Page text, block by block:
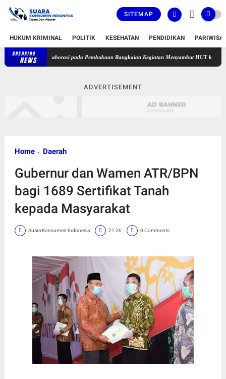
SITEMAP
HUKUM KRIMINAL POLITIK KESEHATAN PENDIDIKAN
BREAKING
NEWS
Kolaborasi pada Pembukaan Rangkaian Kegiatan Menyambut HUT ke-81
ADVERTISEMENT
Home Daerah
Gubernur dan Wamen ATR/BPN
bagi 1689 Sertifikat Tanah
kepada Masyarakat
Suara Konsumen Indonesia 21:26 0 Comments